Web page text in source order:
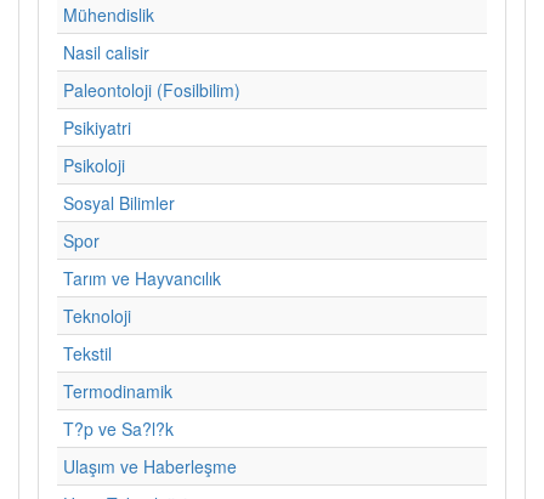
Mühendislik
Nasil calisir
Paleontoloji (Fosilbilim)
Psikiyatri
Psikoloji
Sosyal Bilimler
Spor
Tarım ve Hayvancılık
Teknoloji
Tekstil
Termodinamik
T?p ve Sa?l?k
Ulaşım ve Haberleşme